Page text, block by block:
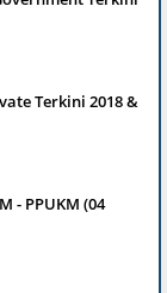
Terkini 2018 &
- PPUKM (04